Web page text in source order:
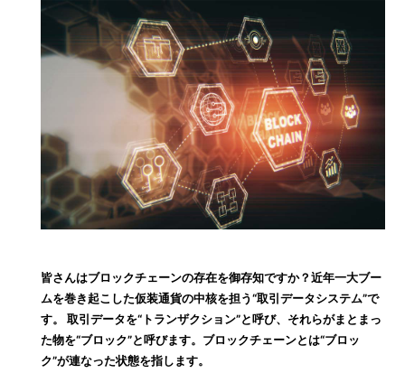
皆さんはブロックチェーンの存在を御存知ですか？近年一大ブー
ムを巻き起こした仮装通貨の中核を担う“取引データシステム”で
す。 取引データを“トランザクション”と呼び、それらがまとまっ
た物を“ブロック”と呼びます。ブロックチェーンとは“ブロッ
ク”が連なった状態を指します。